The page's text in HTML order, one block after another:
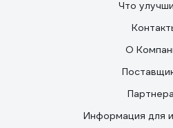
Что
О
Информация для